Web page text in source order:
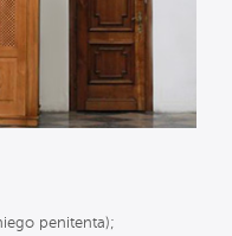
penitenta);